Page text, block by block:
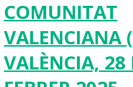
COMUNITAT
VALENCIANA
VALÈNCIA, 28